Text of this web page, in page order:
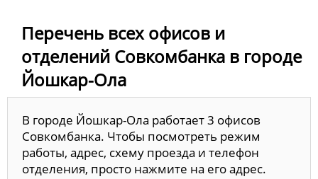
Перечень всех офисов и
отделений Совкомбанка в городе
Йошкар-Ола
В городе Йошкар-Ола работает 3 офисов
Совкомбанка. Чтобы посмотреть режим
работы, адрес, схему проезда и телефон
отделения, просто нажмите на его адрес.